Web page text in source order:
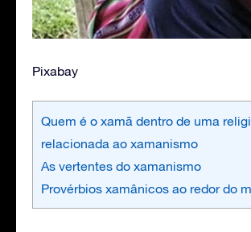
Pixabay
Quem é o xamã dentro de uma
relacionada ao xamanismo
As vertentes do xamanismo
Provérbios xamânicos ao redor do